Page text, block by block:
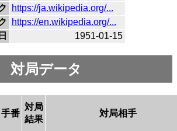
https://ja.wikipedia.org/...
https://en.wikipedia.org/...
1951-01-15
対局データ
手番
対局
結果
対局相手